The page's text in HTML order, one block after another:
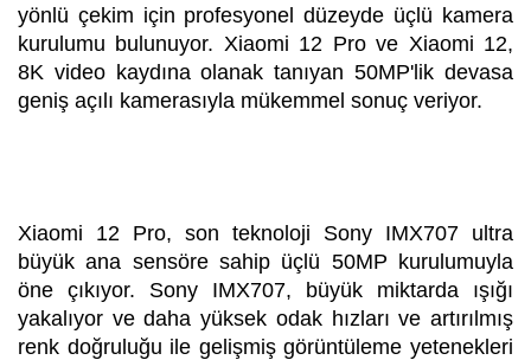
yönlü çekim için profesyonel düzeyde üçlü kamera
kurulumu bulunuyor. Xiaomi 12 Pro ve Xiaomi 12,
8K video kaydına olanak tanıyan 50MP'lik devasa
geniş açılı kamerasıyla mükemmel sonuç veriyor.
Xiaomi 12 Pro, son teknoloji Sony IMX707 ultra
büyük ana sensöre sahip üçlü 50MP kurulumuyla
öne çıkıyor. Sony IMX707, büyük miktarda ışığı
yakalıyor ve daha yüksek odak hızları ve artırılmış
renk doğruluğu ile gelişmiş görüntüleme yetenekleri